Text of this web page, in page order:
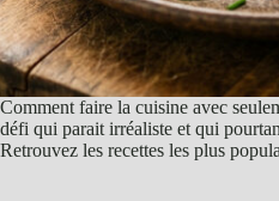
Comment faire la cuisine avec
défi qui parait irréaliste et qui
Retrouvez les recettes les plus